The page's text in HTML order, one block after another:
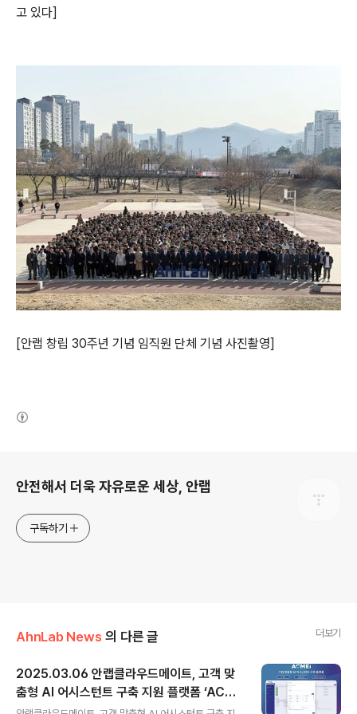
고 있다]
[안랩 창립 30주년 기념 임직원 단체 기념 사진촬영]
안전해서 더욱 자유로운 세상, 안랩
구독하기
AhnLab News 의 다른 글 더보기
2025.03.06 안랩클라우드메이트, 고객 맞
춤형 AI 어시스턴트 구축 지원 플랫폼 ‘ACM
Ei(애크미아이)’ 출시